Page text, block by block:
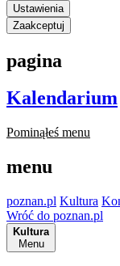
Ustawienia
Zaakceptuj
pagina
Kalendarium
Pominąłeś menu
menu
poznan.pl Kultura
Wróć do poznan.pl
Kultura
Menu